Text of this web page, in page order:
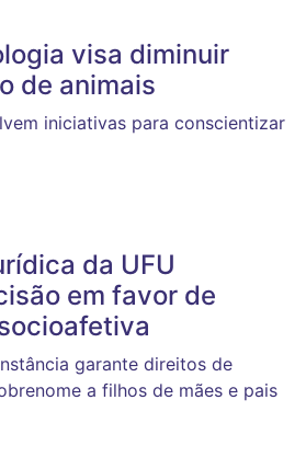
visa diminuir
de animais
iniciativas para conscientizar
da UFU
em favor de
garante direitos de
a filhos de mães e pais